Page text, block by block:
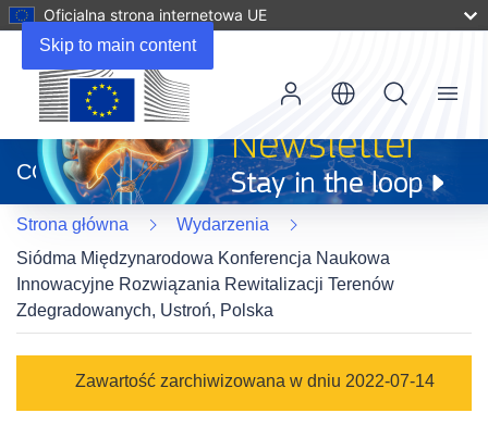
Skip to main content
Oficjalna strona internetowa UE
otworzy
się
w
nowym
oknie)
CORDIS
Menu
Strona główna
Wydarzenia
Siódma Międzynarodowa Konferencja Naukowa
Innowacyjne Rozwiązania Rewitalizacji Terenów
Zdegradowanych, Ustroń, Polska
category
Zawartość zarchiwizowana w dniu 2022-07-14